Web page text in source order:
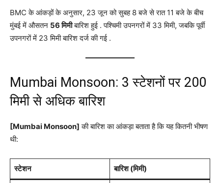
BMC के आंकड़ों के अनुसार, 23 जून को सुबह 8 बजे से रात 11 बजे के बीच
मुंबई में औसतन 56 मिमीबारिश हुई . पश्चिमी उपनगरों में 33 मिमी, जबकि पूर्वी
उपनगरों में 23 मिमी बारिश दर्ज की गई .
Mumbai Monsoon: 3 स्टेशनों पर 200
मिमी से अधिक बारिश
[Mumbai Monsoon] की बारिश का आंकड़ा बताता है कि यह कितनी भीषण
थी:
स्टेशन बारिश (मिमी)